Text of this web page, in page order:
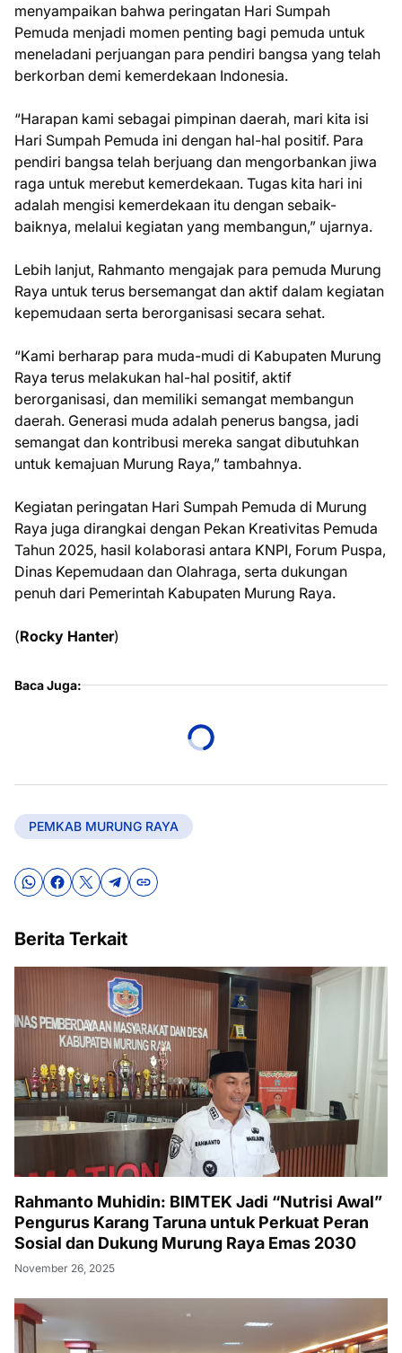
menyampaikan bahwa peringatan Hari Sumpah
Pemuda menjadi momen penting bagi pemuda untuk
meneladani perjuangan para pendiri bangsa yang telah
berkorban demi kemerdekaan Indonesia.
“Harapan kami sebagai pimpinan daerah, mari kita isi
Hari Sumpah Pemuda ini dengan hal-hal positif. Para
pendiri bangsa telah berjuang dan mengorbankan jiwa
raga untuk merebut kemerdekaan. Tugas kita hari ini
adalah mengisi kemerdekaan itu dengan sebaik-
baiknya, melalui kegiatan yang membangun,” ujarnya.
Lebih lanjut, Rahmanto mengajak para pemuda Murung
Raya untuk terus bersemangat dan aktif dalam kegiatan
kepemudaan serta berorganisasi secara sehat.
“Kami berharap para muda-mudi di Kabupaten Murung
Raya terus melakukan hal-hal positif, aktif
berorganisasi, dan memiliki semangat membangun
daerah. Generasi muda adalah penerus bangsa, jadi
semangat dan kontribusi mereka sangat dibutuhkan
untuk kemajuan Murung Raya,” tambahnya.
Kegiatan peringatan Hari Sumpah Pemuda di Murung
Raya juga dirangkai dengan Pekan Kreativitas Pemuda
Tahun 2025, hasil kolaborasi antara KNPI, Forum Puspa,
Dinas Kepemudaan dan Olahraga, serta dukungan
penuh dari Pemerintah Kabupaten Murung Raya.
(Rocky Hanter)
Baca Juga:
PEMKAB MURUNG RAYA
Berita Terkait
Rahmanto Muhidin: BIMTEK Jadi “Nutrisi Awal”
Pengurus Karang Taruna untuk Perkuat Peran
Sosial dan Dukung Murung Raya Emas 2030
November 26, 2025